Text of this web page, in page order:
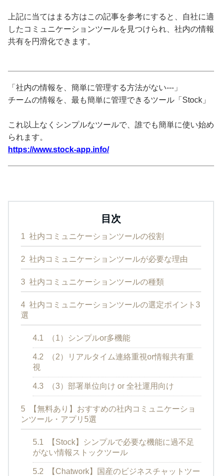
上記に当てはまる方はこの記事を参考にすると、自社に適
したコミュニケーションツールを見つけられ、社内の情報
共有を円滑化できます。
「社内の情報を、簡単に管理する方法がない---」
チームの情報を、最も簡単に管理できるツール「Stock」
これ以上なくシンプルなツールで、誰でも簡単に使い始め
られます。
https://www.stock-app.info/
目次
1 社内コミュニケーションツールの役割
2 社内コミュニケーションツールが必要な理由
3 社内コミュニケーションツールの種類
4 社内コミュニケーションツールの選定ポイント3
選
4.1 （1）シンプルor多機能
4.2
（2）リアルタイム連絡重視or情報共有重
視
4.3 （3）部署単位向け or 全社運用向け
5
【無料あり】おすすめの社内コミュニケーショ
ンツール・アプリ5選
5.1
【Stock】シンプルで必要な機能に過不足
がない情報ストックツール
5.2
【Chatwork】国産のビジネスチャットツー